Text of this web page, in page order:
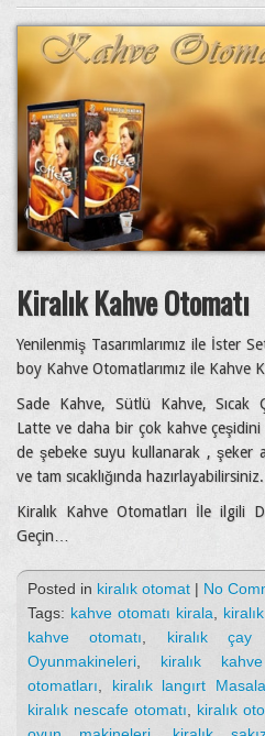
Kiralık Kahve Otomatı
Yenilenmiş Tasarımlarımız ile İster
boy Kahve Otomatlarımız ile Kahve
Sade Kahve, Sütlü Kahve, Sıcak
Latte ve daha bir çok kahve
de şebeke suyu kullanarak , şeker
ve tam sıcaklığında hazırlayabilirsiniz.
Kiralık Kahve Otomatları İle ilgili
Geçin…
Posted in kiralık otomat | No
Tags: kahve otomatı kirala
kahve otomatı
kiralık çay
Oyunmakineleri
kiralık
otomatları
kiralık langırt
kiralık nescafe otomatı
kiralık